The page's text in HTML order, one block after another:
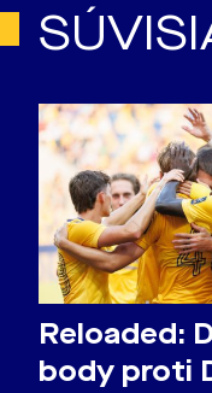
Reloaded:
body proti